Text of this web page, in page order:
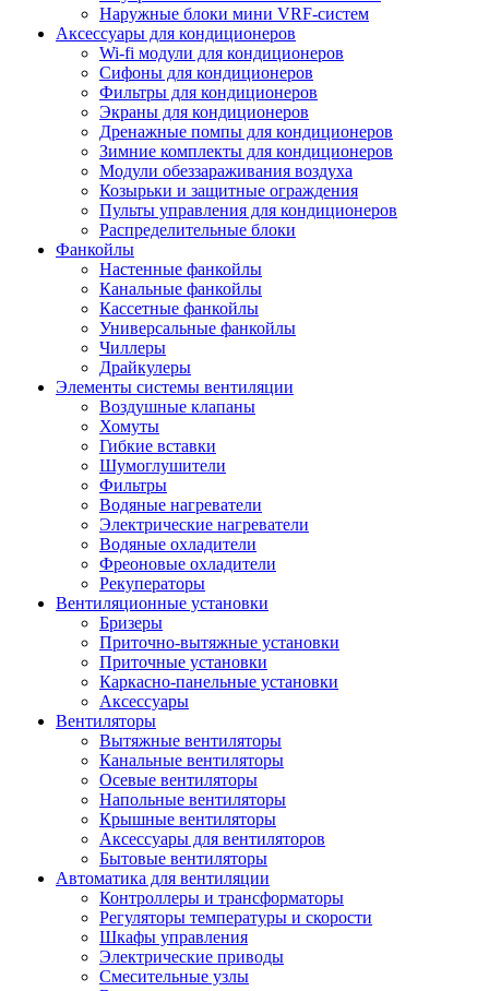
Наружные блоки мини VRF-систем
Аксессуары для кондиционеров
Wi-fi модули для кондиционеров
Сифоны для кондиционеров
Фильтры для кондиционеров
Экраны для кондиционеров
Дренажные помпы для кондиционеров
Зимние комплекты для кондиционеров
Модули обеззараживания воздуха
Козырьки и защитные ограждения
Пульты управления для кондиционеров
Распределительные блоки
Фанкойлы
Настенные фанкойлы
Канальные фанкойлы
Кассетные фанкойлы
Универсальные фанкойлы
Чиллеры
Драйкулеры
Элементы системы вентиляции
Воздушные клапаны
Хомуты
Гибкие вставки
Шумоглушители
Фильтры
Водяные нагреватели
Электрические нагреватели
Водяные охладители
Фреоновые охладители
Рекуператоры
Вентиляционные установки
Бризеры
Приточно-вытяжные установки
Приточные установки
Каркасно-панельные установки
Аксессуары
Вентиляторы
Вытяжные вентиляторы
Канальные вентиляторы
Осевые вентиляторы
Напольные вентиляторы
Крышные вентиляторы
Аксессуары для вентиляторов
Бытовые вентиляторы
Автоматика для вентиляции
Контроллеры и трансформаторы
Регуляторы температуры и скорости
Шкафы управления
Электрические приводы
Смесительные узлы